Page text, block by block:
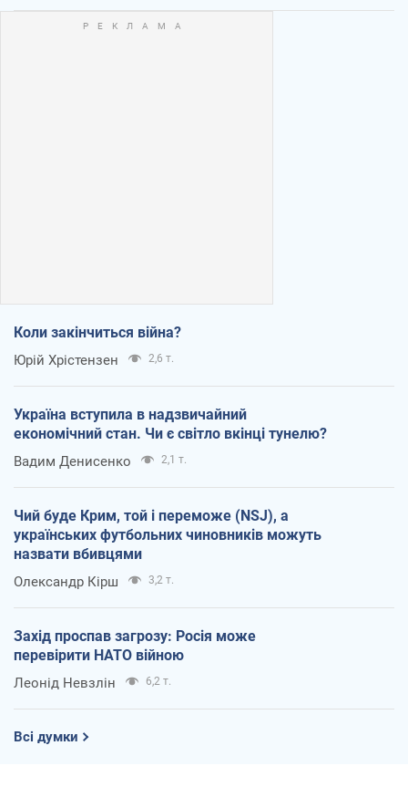
Коли закінчиться війна?
Юрій Хрістензен 2,6 т.
Україна вступила в надзвичайний
економічний стан. Чи є світло вкінці тунелю?
Вадим Денисенко 2,1 т.
Чий буде Крим, той і переможе (NSJ), а
українських футбольних чиновників можуть
назвати вбивцями
Олександр Кірш 3,2 т.
Захід проспав загрозу: Росія може
перевірити НАТО війною
Леонід Невзлін 6,2 т.
Всі думки